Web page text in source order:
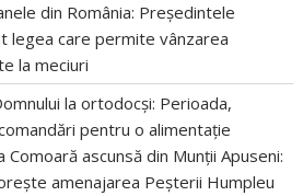
din România: Președintele
legea care permite vânzarea
la meciuri
la ortodocși: Perioada,
pentru o alimentație
Comoară ascunsă din Munții Apuseni:
amenajarea Peșterii Humpleu